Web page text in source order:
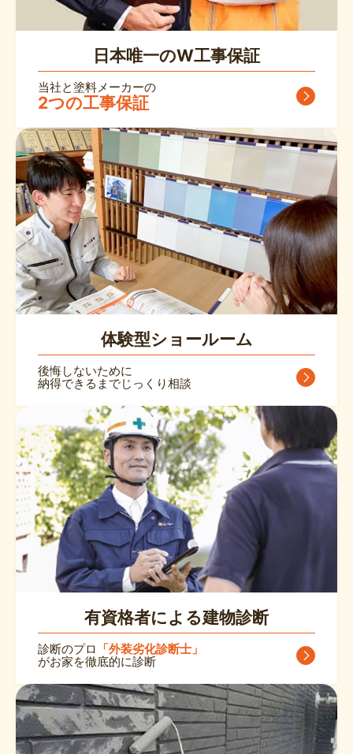
日本唯一のW工事保証
当社と塗料メーカーの
2つの工事保証
体験型ショールーム
後悔しないために
納得できるまでじっくり相談
有資格者による建物診断
診断のプロ 「外装劣化診断⼠」
がお家を徹底的に診断